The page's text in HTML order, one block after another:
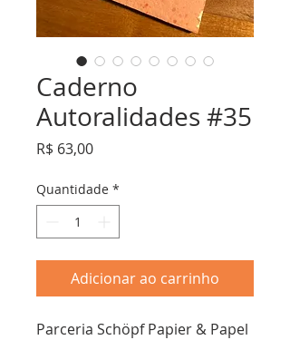
Caderno
Autoralidades #35
R$ 63,00Preço
Quantidade *
Adicionar ao carrinho
Parceria Schöpf Papier & Papel